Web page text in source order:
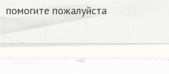
помогите пожалуйста ​